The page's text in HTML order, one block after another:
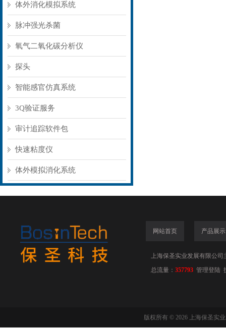
体外消化模拟系统
脉冲强光杀菌
氧气二氧化碳分析仪
探头
智能感官仿真系统
3Q验证服务
审计追踪软件包
快速粘度仪
体外模拟消化系统
网站首页 产品展示
上海保圣实业发展有限公司
总流量： 357793 管理登陆
版权所有 © 2026 上海保圣实